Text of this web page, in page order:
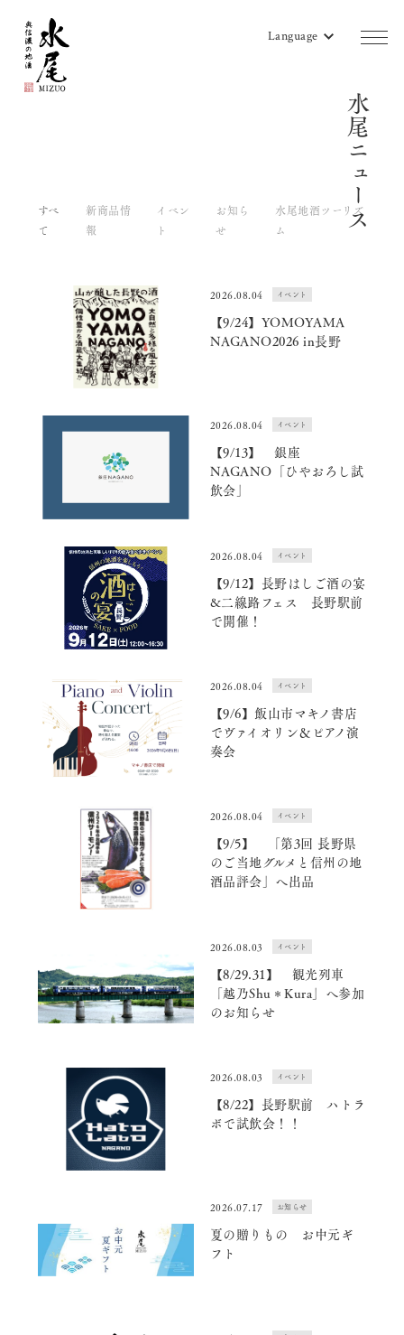
Language
商品一覧
蔵のご案内
販売店リスト
水尾ニュース
よみもの
オンラインショップ
水尾ニュース
すべ
て
新商品情
報
イベン
ト
お知ら
せ
水尾地酒ツーリズ
ム
2026.08.04 イベント
【9/24】YOMOYAMA
NAGANO2026 in長野
2026.08.04 イベント
【9/13】 銀座
NAGANO「ひやおろし試
飲会」
2026.08.04 イベント
【9/12】長野はしご酒の宴
&二線路フェス 長野駅前
で開催！
2026.08.04 イベント
【9/6】飯山市マキノ書店
でヴァイオリン＆ピアノ演
奏会
2026.08.04 イベント
【9/5】 「第3回 長野県
のご当地グルメと信州の地
酒品評会」へ出品
2026.08.03 イベント
【8/29.31】 観光列車
「越乃Shu＊Kura」へ参加
のお知らせ
2026.08.03 イベント
【8/22】長野駅前 ハトラ
ボで試飲会！！
2026.07.17 お知らせ
夏の贈りもの お中元ギ
フト